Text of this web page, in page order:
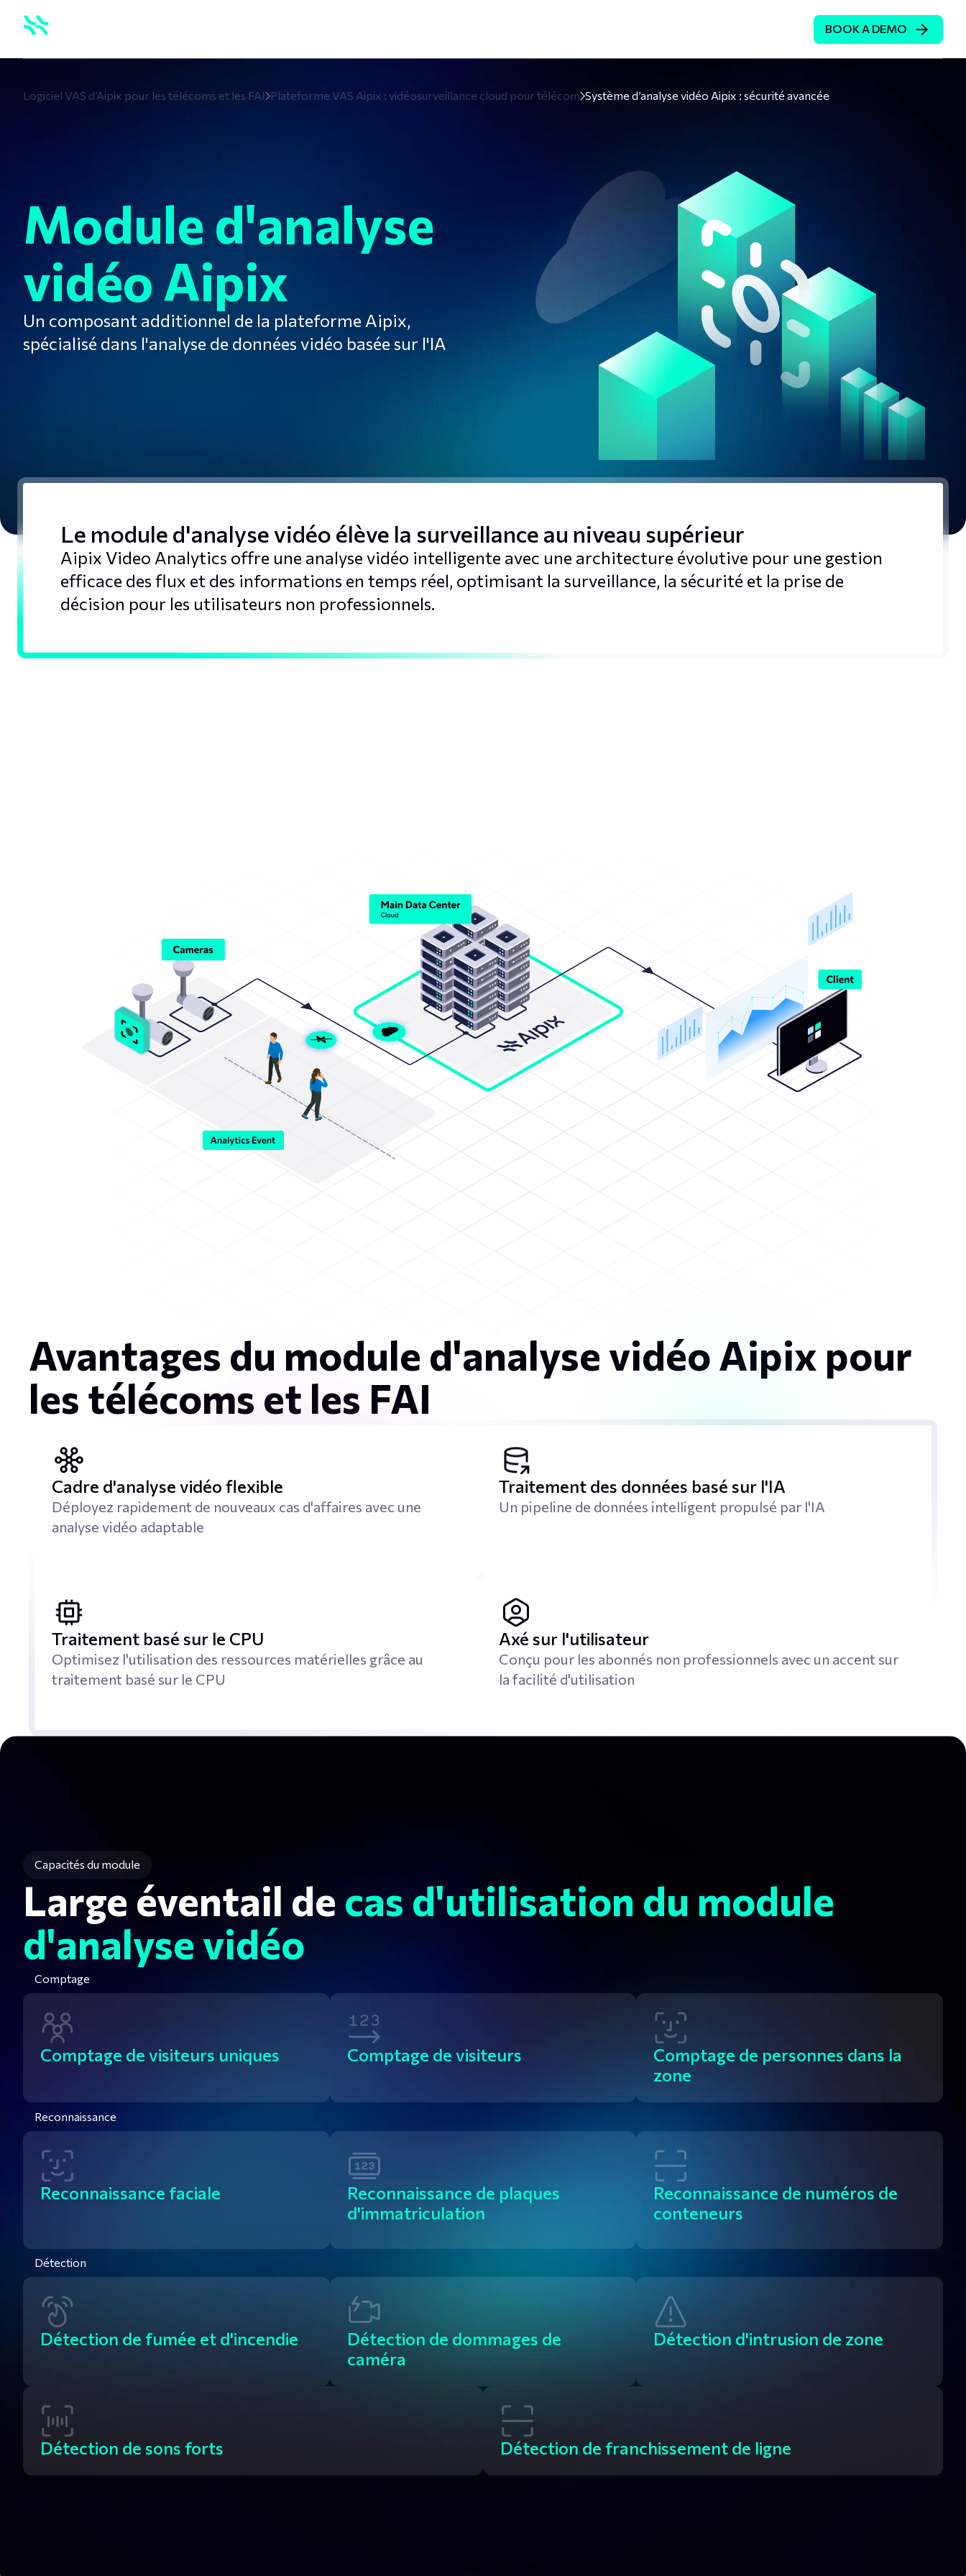
BOOK A DEMO
Logiciel VAS d’Aipix pour les télécoms et les FAI Plateforme VAS Aipix : vidéosurveillance cloud pour télécom Système d’analyse vidéo Aipix : sécurité avancée
Module d'analyse
vidéo Aipix
Un composant additionnel de la plateforme Aipix,
spécialisé dans l'analyse de données vidéo basée sur l'IA
Le module d'analyse vidéo élève la surveillance au niveau supérieur
Aipix Video Analytics offre une analyse vidéo intelligente avec une architecture évolutive pour une gestion
efficace des flux et des informations en temps réel, optimisant la surveillance, la sécurité et la prise de
décision pour les utilisateurs non professionnels.
Avantages du module d'analyse vidéo Aipix pour
les télécoms et les FAI
Cadre d'analyse vidéo flexible
Déployez rapidement de nouveaux cas d'affaires avec une
analyse vidéo adaptable
Traitement des données basé sur l'IA
Un pipeline de données intelligent propulsé par l'IA
Traitement basé sur le CPU
Optimisez l'utilisation des ressources matérielles grâce au
traitement basé sur le CPU
Axé sur l'utilisateur
Conçu pour les abonnés non professionnels avec un accent sur
la facilité d'utilisation
Capacités du module
Large éventail de cas d'utilisation du module
d'analyse vidéo
Comptage
Comptage de visiteurs uniques Comptage de visiteurs
Comptage de personnes dans la
zone
Reconnaissance
Reconnaissance faciale
Reconnaissance de plaques
d'immatriculation
Reconnaissance de numéros de
conteneurs
Détection
Détection de fumée et d'incendie
Détection de dommages de
caméra
Détection d'intrusion de zone
Détection de sons forts Détection de franchissement de ligne